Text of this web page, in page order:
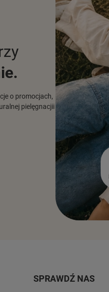
o promocjach,
pielęgnacjii
SPRAWDŹ NAS